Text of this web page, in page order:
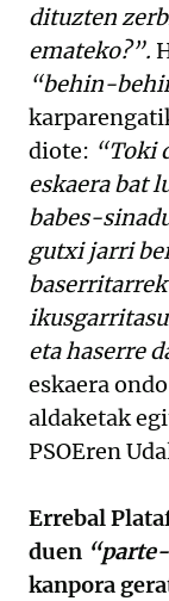
dituzten
emateko?”.
“behin-
diote: “Toki
eskaera bat
babes-
gutxi jarri
eta haserre
eskaera
aldaketak
PSOEren
Errebal
duen
kanpora